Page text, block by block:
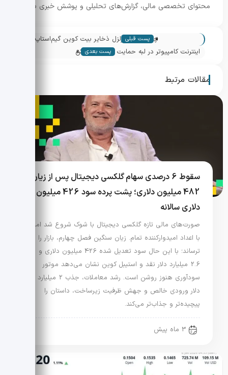
محتوای تخصصی مالی، گزارش‌های تحلیلی و پوشش خبری بازار.
« پست قبلی
چشم‌انداز متزلزل ذخایر بیت کوین گیم‌استاپ؛
آیا تصمیم خزانه‌داری جواب داد؟
اینترنت کامپیوتر در لبه حمایت دسامبر؛ ریزش
پست بعدی »
مقالات مرتبط
سقوط 6 درصدی سهام گلکسی دیجیتال پس از زیان
482 میلیون دلاری؛ پشت پرده سود 426 میلیون
دلاری سالانه
صورت‌های مالی تازه گلکسی دیجیتال با شوک شروع شد اما
با اعداد امیدوارکننده تمام. زیان سنگین فصل چهارم، بازار را
ترساند؛ با این حال سود تعدیل شده 426 میلیون دلاری و
2.6 میلیارد دلار نقد و استیبل کوین نشان می‌دهد موتور
سودآوری هنوز روشن است. رشد معاملات، جذب 2 میلیارد
دلار ورودی خالص و جهش ظرفیت زیرساخت، داستان را
پیچیده‌تر و جذاب‌تر می‌کند.
3 ماه پیش